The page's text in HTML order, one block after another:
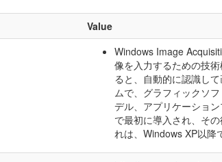
Value
Windows Image
像を入力するための技
ると、自動的に認識し
ムで、グラフィックソ
デル、アプリケーショ
で最初に導入され、そ
れは、Windows XP以降